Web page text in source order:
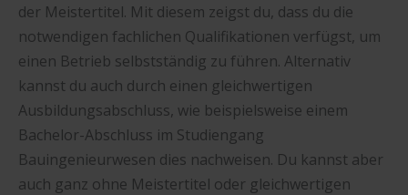
der Meistertitel. Mit diesem zeigst du, dass du die
notwendigen fachlichen Qualifikationen verfügst, um
einen Betrieb selbstständig zu führen. Alternativ
kannst du auch durch einen gleichwertigen
Ausbildungsabschluss, wie beispielsweise einem
Bachelor-Abschluss im Studiengang
Bauingenieurwesen dies nachweisen. Du kannst aber
auch ganz ohne Meistertitel oder gleichwertigen